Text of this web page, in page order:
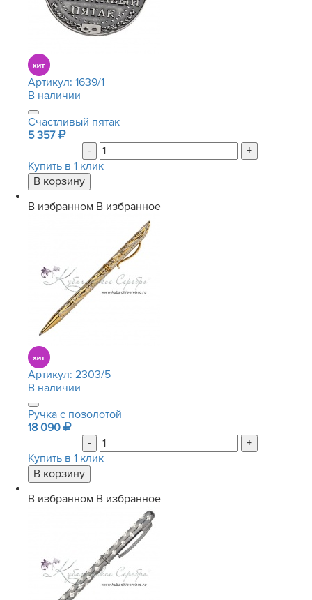
Артикул: 1639/1
В наличии
Счастливый пятак
5 357
-
+
Купить в 1 клик
В избранном В избранное
Артикул: 2303/5
В наличии
Ручка с позолотой
18 090
-
+
Купить в 1 клик
В избранном В избранное